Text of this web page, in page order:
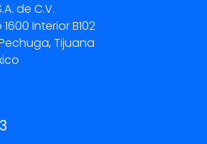
de C.V.
Interior B102
Tijuana